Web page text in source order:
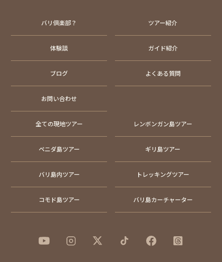
バリ倶楽部？ ツアー紹介
体験談 ガイド紹介
ブログ よくある質問
お問い合わせ
全ての現地ツアー レンボンガン島ツアー
ペニダ島ツアー ギリ島ツアー
バリ島内ツアー トレッキングツアー
コモド島ツアー バリ島カーチャーター